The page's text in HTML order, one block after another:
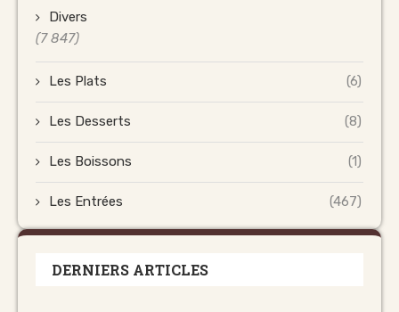
Divers
(7 847)
Les Plats (6)
Les Desserts (8)
Les Boissons (1)
Les Entrées (467)
DERNIERS ARTICLES